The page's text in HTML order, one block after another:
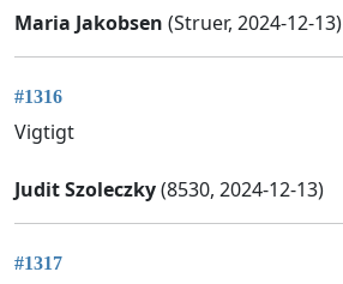
Maria Jakobsen (Struer, 2024-12-13)
#1316
Vigtigt
Judit Szoleczky(8530, 2024-12-13)
#1317